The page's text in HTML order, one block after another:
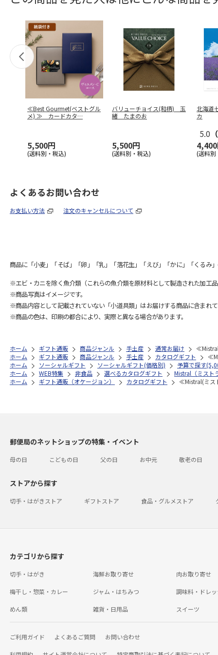
≪Best Gourmet(ベストグル
メ) ≫ カードカタ…
5,500円
(送料別・税込)
バリューチョイス(和柄) 玉
緒 たまのお
5,500円
(送料別・税込)
北海道
カ
5.0
(送料別
よくあるお問い合わせ
お支払い方法 注文のキャンセルについて
商品に「小麦」「そば」「卵」「乳」「落花生」「えび」「かに」「くるみ
※エビ・カニを除く魚介類（これらの魚介類を原材料として製造された加工
※商品写真はイメージです。
※商品内容として記載されていない「小道具類」はお届けする商品に含まれて
※商品の色は、印刷の都合により、実際と異なる場合があります。
ホーム ギフト通販 商品ジャンル 手土産 通常お届け
ホーム
ギフト通販 商品ジャンル 手土産 カタログギフト
ホーム
ソーシャルギフト ソーシャルギフト(価格別) 予算で探す
ホーム
WEB特集 非食品 選べるカタログギフト Mistral（ミスト
ホーム
ギフト通販（オケージョン） カタログギフト ≪Mistral(ミ
郵便局のネットショップの特集・イベント
母の日 こどもの日 父の日 お中元 敬老の日
ストアから探す
切手・はがきストア ギフトストア 食品・グルメストア
カテゴリから探す
切手・はがき 海鮮お取り寄せ 肉お取り寄せ
梅干し・惣菜・カレー ジャム・はちみつ 調味料・ドレ
めん類 雑貨・日用品 スイーツ
ご利用ガイド よくあるご質問 お問い合わせ